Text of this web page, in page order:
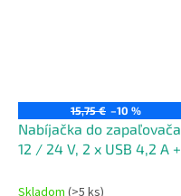
15,75 € –10 %
Nabíjačka do zapaľovača
12 / 24 V, 2 x USB 4,2 A +
MyWay